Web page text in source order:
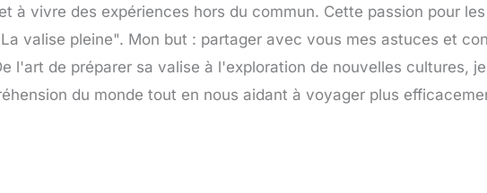
à vivre des expériences hors du commun. Cette passion pour
valise pleine". Mon but : partager avec vous mes astuces et
l'art de préparer sa valise à l'exploration de nouvelles cultures,
du monde tout en nous aidant à voyager plus